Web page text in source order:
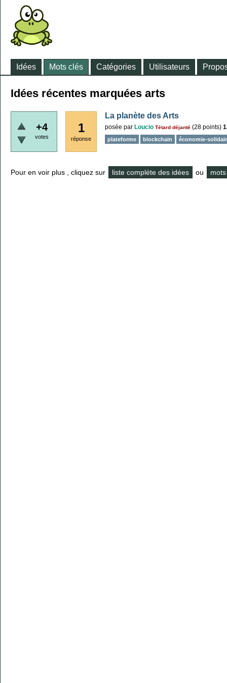
Idées Mots clés Catégories Utilisateurs
Idées récentes marquées arts
+4
votes
1
réponse
La planète des Arts
posée par Loucio Tétard déjanté (28 points)
plateforme blockchain économie-
Pour en voir plus , cliquez sur liste compléte des idées ou